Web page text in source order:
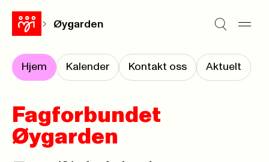
Øygarden
Hjem Kalender Kontakt oss Aktuelt
Fagforbundet
Øygarden